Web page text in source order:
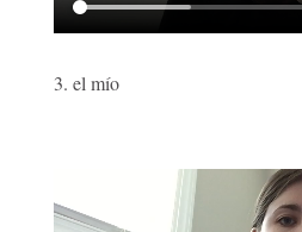
3. el mío